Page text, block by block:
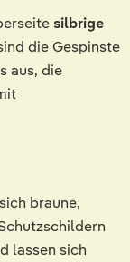
silbrige
die Gespinste
aus, die
braune,
lassen sich